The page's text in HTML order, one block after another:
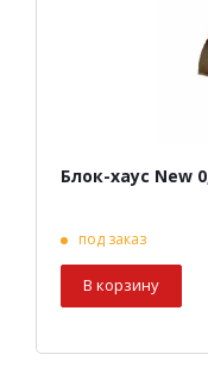
Блок-хаус New
под заказ
В корзину